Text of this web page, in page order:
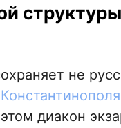
не
Константинополя
диакон